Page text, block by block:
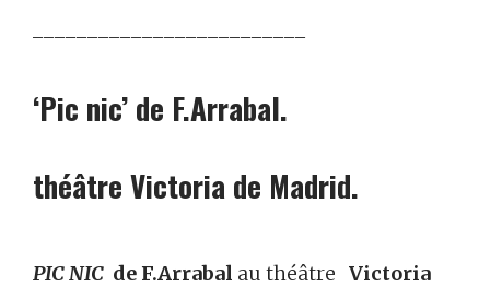
‘Pic nic’ de F.Arrabal.
théâtre Victoria de Madrid.
PIC NIC de F.Arrabal au théâtre Victoria